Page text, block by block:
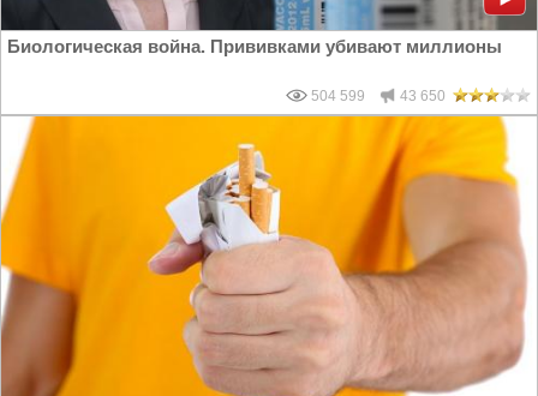
Биологическая война. Прививками убивают миллионы
504 599 43 650